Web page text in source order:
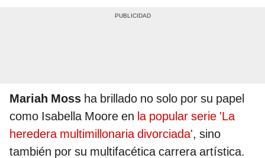
Mariah Moss ha brillado no solo por su papel
como Isabella Moore en la popular serie 'La
heredera multimillonaria divorciada', sino
también por su multifacética carrera artística.